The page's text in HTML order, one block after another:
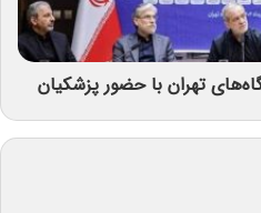
تهران با حضور پزشکیان